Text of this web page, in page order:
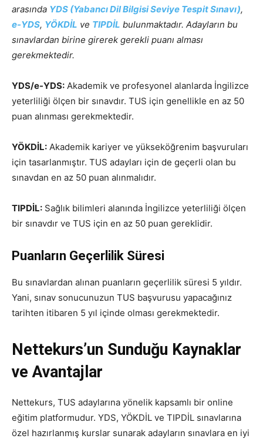
arasında YDS (Yabancı Dil Bilgisi Seviye Tespit Sınavı),
e-YDS, YÖKDİL ve TIPDİL bulunmaktadır. Adayların bu
sınavlardan birine girerek gerekli puanı alması
gerekmektedir.
YDS/e-YDS: Akademik ve profesyonel alanlarda İngilizce
yeterliliği ölçen bir sınavdır. TUS için genellikle en az 50
puan alınması gerekmektedir.
YÖKDİL: Akademik kariyer ve yükseköğrenim başvuruları
için tasarlanmıştır. TUS adayları için de geçerli olan bu
sınavdan en az 50 puan alınmalıdır.
TIPDİL: Sağlık bilimleri alanında İngilizce yeterliliği ölçen
bir sınavdır ve TUS için en az 50 puan gereklidir.
Puanların Geçerlilik Süresi
Bu sınavlardan alınan puanların geçerlilik süresi 5 yıldır.
Yani, sınav sonucunuzun TUS başvurusu yapacağınız
tarihten itibaren 5 yıl içinde olması gerekmektedir.
Nettekurs’un Sunduğu Kaynaklar
ve Avantajlar
Nettekurs, TUS adaylarına yönelik kapsamlı bir online
eğitim platformudur. YDS, YÖKDİL ve TIPDİL sınavlarına
özel hazırlanmış kurslar sunarak adayların sınavlara en iyi